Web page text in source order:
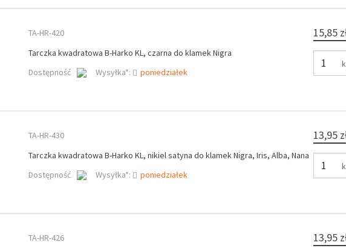
TA-HR-420
Tarczka kwadratowa B-Harko KL, czarna do klamek Nigra
Dostępność
Wysyłka*: poniedziałek
15,85
TA-HR-430
Tarczka kwadratowa B-Harko KL, nikiel satyna do klamek Nigra, Iris, Alba, Nana
Dostępność
Wysyłka*: poniedziałek
13,95
TA-HR-426
13,95